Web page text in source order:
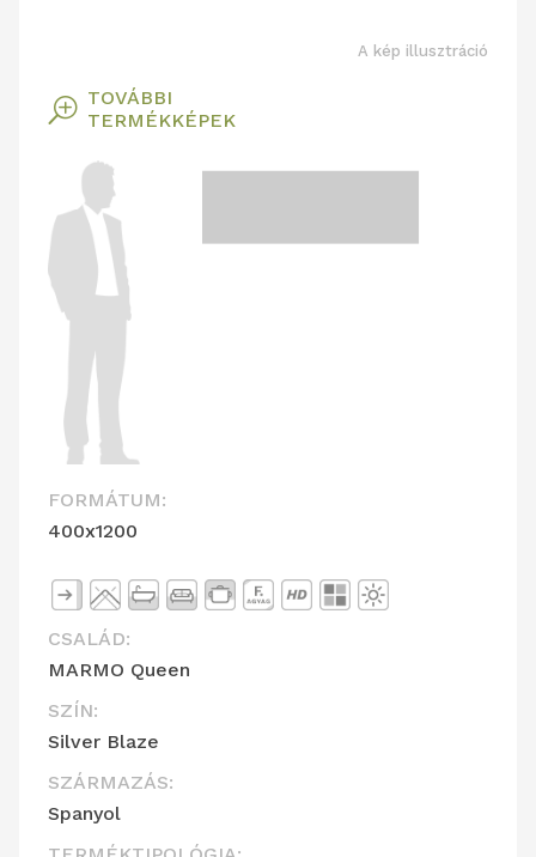
A kép illusztráció
T TOVÁBBI
TERMÉKKÉPEK
FORMÁTUM:
400x1200
CSALÁD:
MARMO Queen
SZÍN:
Silver Blaze
SZÁRMAZÁS:
Spanyol